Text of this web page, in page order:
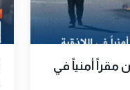
أمنياً في